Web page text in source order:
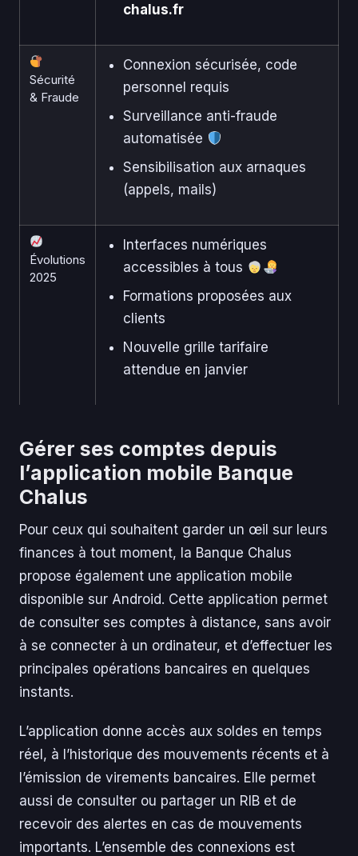
chalus.fr
Sécurité
& Fraude
Connexion sécurisée, code
personnel requis
Surveillance anti-fraude
automatisée
Sensibilisation aux arnaques
(appels, mails)
Évolutions
2025
Interfaces numériques
accessibles à tous
Formations proposées aux
clients
Nouvelle grille tarifaire
attendue en janvier
Gérer ses comptes depuis
l’application mobile Banque
Chalus
Pour ceux qui souhaitent garder un œil sur leurs
finances à tout moment, la Banque Chalus
propose également une application mobile
disponible sur Android. Cette application permet
de consulter ses comptes à distance, sans avoir
à se connecter à un ordinateur, et d’effectuer les
principales opérations bancaires en quelques
instants.
L’application donne accès aux soldes en temps
réel, à l’historique des mouvements récents et à
l’émission de virements bancaires. Elle permet
aussi de consulter ou partager un RIB et de
recevoir des alertes en cas de mouvements
importants. L’ensemble des connexions est